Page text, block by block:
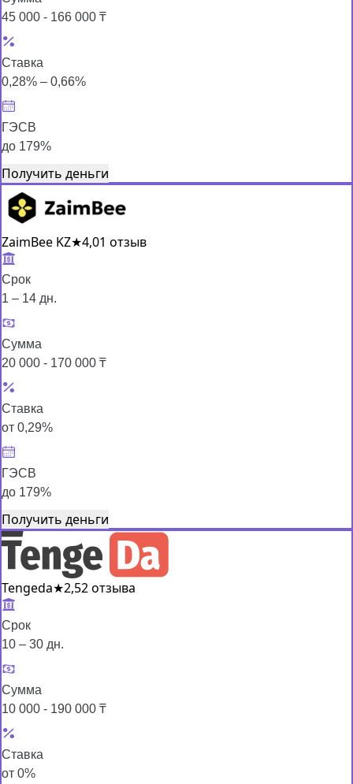
45 000 - 166 000 ₸
Ставка
0,28% – 0,66%
ГЭСВ
до 179%
Получить деньги
ZaimBee KZ★4,01 отзыв
Срок
1 – 14 дн.
Сумма
20 000 - 170 000 ₸
Ставка
от 0,29%
ГЭСВ
до 179%
Получить деньги
Tengeda★2,52 отзыва
Срок
10 – 30 дн.
Сумма
10 000 - 190 000 ₸
Ставка
от 0%